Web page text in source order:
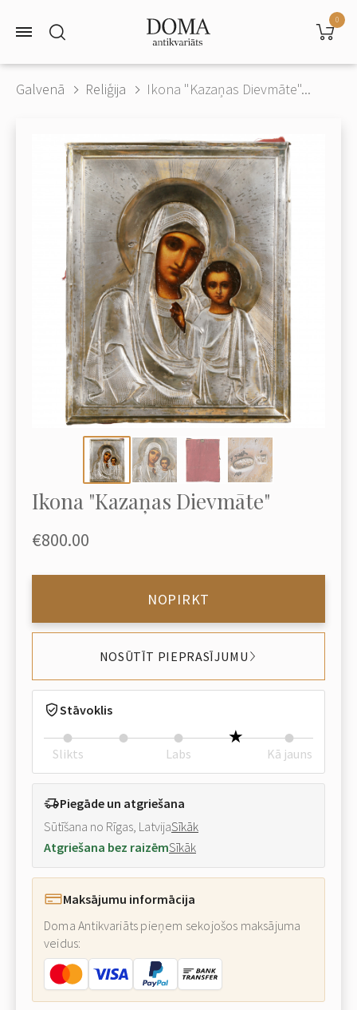
0
Galvenā Reliģija Ikona "Kazaņas Dievmāte"...
Ikona "Kazaņas Dievmāte"
€800.00
NOPIRKT
NOSŪTĪT PIEPRASĪJUMU
Stāvoklis
Slikts Labs Kā jauns
Piegāde un atgriešana
Sūtīšana no Rīgas, LatvijaSīkāk
Atgriešana bez raizēmSīkāk
Maksājumu informācija
Doma Antikvariāts pieņem sekojošos maksājuma
veidus: